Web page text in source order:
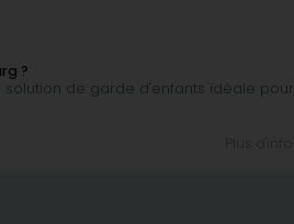
?
solution de garde d'enfants idéale pour